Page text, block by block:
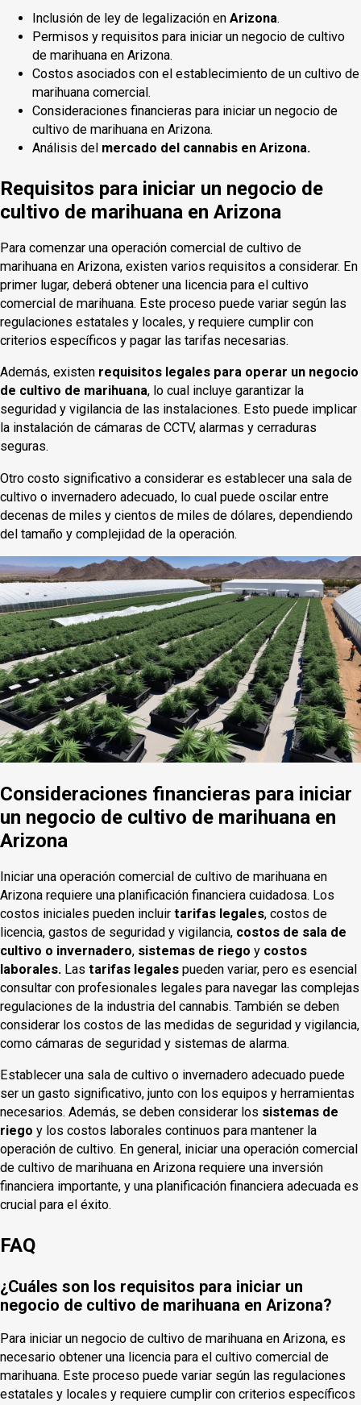
Inclusión de ley de legalización en Arizona.
Permisos y requisitos para iniciar un negocio de cultivo
de marihuana en Arizona.
Costos asociados con el establecimiento de un cultivo de
marihuana comercial.
Consideraciones financieras para iniciar un negocio de
cultivo de marihuana en Arizona.
Análisis del mercado del cannabis en Arizona.
Requisitos para iniciar un negocio de
cultivo de marihuana en Arizona
Para comenzar una operación comercial de cultivo de
marihuana en Arizona, existen varios requisitos a considerar. En
primer lugar, deberá obtener una licencia para el cultivo
comercial de marihuana. Este proceso puede variar según las
regulaciones estatales y locales, y requiere cumplir con
criterios específicos y pagar las tarifas necesarias.
Además, existen requisitos legales para operar un negocio
de cultivo de marihuana, lo cual incluye garantizar la
seguridad y vigilancia de las instalaciones. Esto puede implicar
la instalación de cámaras de CCTV, alarmas y cerraduras
seguras.
Otro costo significativo a considerar es establecer una sala de
cultivo o invernadero adecuado, lo cual puede oscilar entre
decenas de miles y cientos de miles de dólares, dependiendo
del tamaño y complejidad de la operación.
Consideraciones financieras para iniciar
un negocio de cultivo de marihuana en
Arizona
Iniciar una operación comercial de cultivo de marihuana en
Arizona requiere una planificación financiera cuidadosa. Los
costos iniciales pueden incluir tarifas legales, costos de
licencia, gastos de seguridad y vigilancia, costos de sala de
cultivo o invernadero, sistemas de riego y costos
laborales. Las tarifas legales pueden variar, pero es esencial
consultar con profesionales legales para navegar las complejas
regulaciones de la industria del cannabis. También se deben
considerar los costos de las medidas de seguridad y vigilancia,
como cámaras de seguridad y sistemas de alarma.
Establecer una sala de cultivo o invernadero adecuado puede
ser un gasto significativo, junto con los equipos y herramientas
necesarios. Además, se deben considerar los sistemas de
riego y los costos laborales continuos para mantener la
operación de cultivo. En general, iniciar una operación comercial
de cultivo de marihuana en Arizona requiere una inversión
financiera importante, y una planificación financiera adecuada es
crucial para el éxito.
FAQ
¿Cuáles son los requisitos para iniciar un
negocio de cultivo de marihuana en Arizona?
Para iniciar un negocio de cultivo de marihuana en Arizona, es
necesario obtener una licencia para el cultivo comercial de
marihuana. Este proceso puede variar según las regulaciones
estatales y locales y requiere cumplir con criterios específicos